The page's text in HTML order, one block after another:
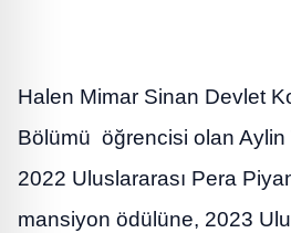
Halen Mimar Sinan Devlet
Bölümü öğrencisi olan Aylin
2022 Uluslararası Pera
mansiyon ödülüne, 2023